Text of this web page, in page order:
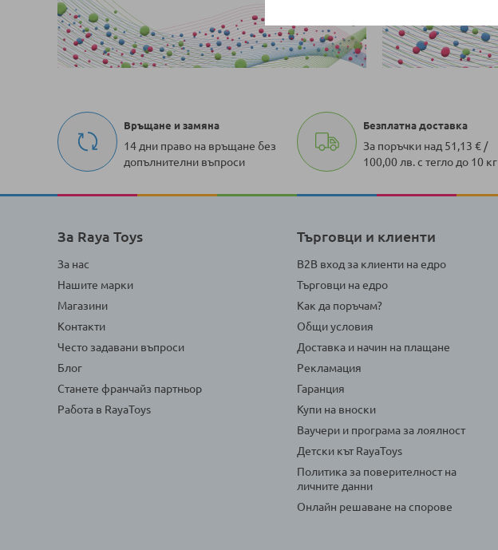
Връщане и замяна
14 дни право на връщане без
допълнителни въпроси
Безплатна доставка
За поръчки над 51,13 € /
100,00 лв. с тегло до 10 кг
За Raya Toys
За нас
Нашите марки
Магазини
Контакти
Често задавани въпроси
Блог
Станете франчайз партньор
Работа в RayaToys
Търговци и клиенти
B2B вход за клиенти на едро
Търговци на едро
Как да поръчам?
Общи условия
Доставка и начин на плащане
Рекламация
Гаранция
Купи на вноски
Ваучери и програма за лоялност
Детски кът RayaToys
Политика за поверителност на
личните данни
Онлайн решаване на спорове